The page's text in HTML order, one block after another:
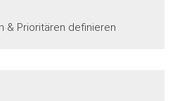
& Prioritären definieren